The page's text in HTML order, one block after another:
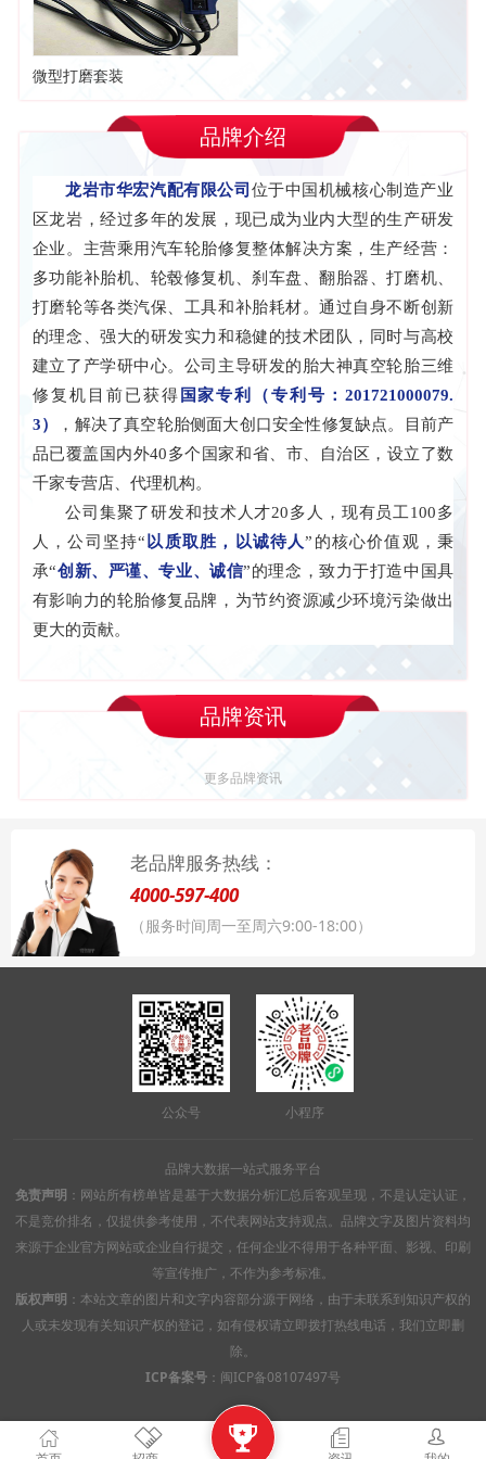
微型打磨套装
品牌介绍
龙岩市华宏汽配有限公司 位于中国机械核心制造产业
区龙岩，经过多年的发展，现已成为业内大型的生产研发
企业。主营乘用汽车轮胎修复整体解决方案，生产经营：
多功能补胎机、轮毂修复机、刹车盘、翻胎器、打磨机、
打磨轮等各类汽保、工具和补胎耗材。通过自身不断创新
的理念、强大的研发实力和稳健的技术团队，同时与高校
建立了产学研中心。公司主导研发的胎大神真空轮胎三维
修复机目前已获得 国家专利（专利号：201721000079.
3）
，解决了真空轮胎侧面大创口安全性修复缺点。目前产
品已覆盖国内外40多个国家和省、市、自治区，设立了数
千家专营店、代理机构。
公司集聚了研发和技术人才20多人，现有员工100多
人，公司坚持“ 以质取胜，以诚待人”的核心价值观，秉
承“创新、严谨、专业、诚信”的理念，致力于打造中国具
有影响力的轮胎修复品牌，为节约资源减少环境污染做出
更大的贡献。
品牌资讯
更多品牌资讯
老品牌服务热线：
4000-597-400
（服务时间周一至周六9:00-18:00）
公众号 小程序
品牌大数据一站式服务平台
免责声明 ：网站所有榜单皆是基于大数据分析汇总后客观呈现，不是认定认证，
不是竞价排名，仅提供参考使用，不代表网站支持观点。品牌文字及图片资料均
来源于企业官方网站或企业自行提交，任何企业不得用于各种平面、影视、印刷
等宣传推广，不作为参考标准。
版权声明 ：本站文章的图片和文字内容部分源于网络，由于未联系到知识产权的
人或未发现有关知识产权的登记，如有侵权请立即拨打热线电话，我们立即删
除。
ICP备案号 ： 闽ICP备08107497号
